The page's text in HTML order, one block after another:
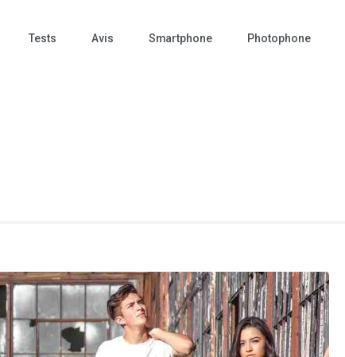
Tests Avis Smartphone Photophone